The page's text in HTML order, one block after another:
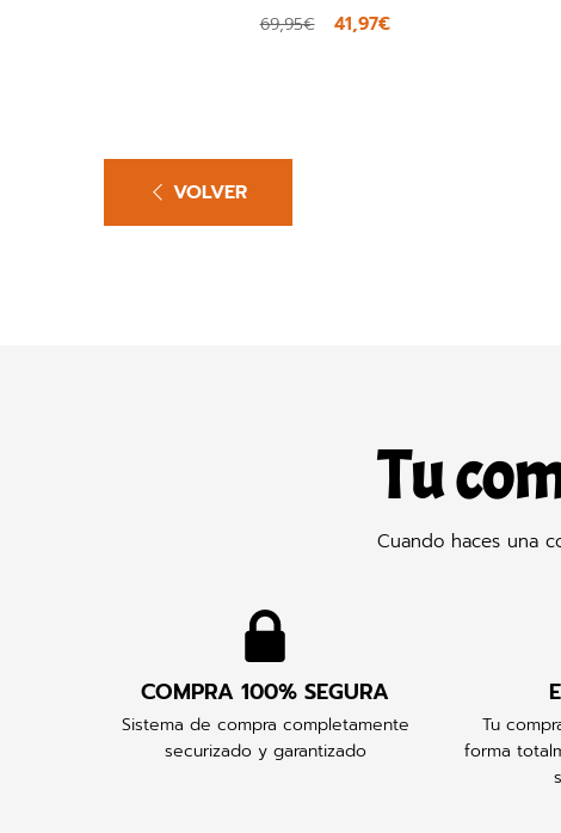
41,97€
VOLVER
Tu
Cuando haces una
COMPRA 100% SEGURA
Sistema de compra completamente
securizado y garantizado
Tu
forma